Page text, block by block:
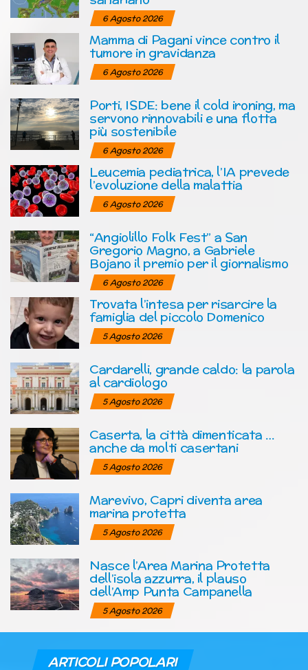
6 Agosto 2026
Mamma di Pagani vince contro il
tumore in gravidanza
6 Agosto 2026
Porti, ISDE: bene il cold ironing, ma
servono rinnovabili e una flotta
più sostenibile
6 Agosto 2026
Leucemia pediatrica, l’IA prevede
l’evoluzione della malattia
6 Agosto 2026
“Angiolillo Folk Fest” a San
Gregorio Magno, a Gabriele
Bojano il premio per il giornalismo
6 Agosto 2026
Trovata l’intesa per risarcire la
famiglia del piccolo Domenico
5 Agosto 2026
Cardarelli, grande caldo: la parola
al cardiologo
5 Agosto 2026
Caserta, la città dimenticata …
anche da molti casertani
5 Agosto 2026
Marevivo, Capri diventa area
marina protetta
5 Agosto 2026
Nasce l’Area Marina Protetta
dell’isola azzurra, il plauso
dell’Amp Punta Campanella
5 Agosto 2026
ARTICOLI POPOLARI